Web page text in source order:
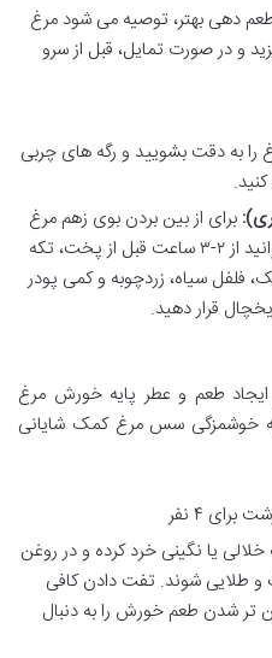
دهی بهتر، توصیه می شود مرغ
و در صورت تمایل، قبل از سرو
را به دقت بشویید و رگه های چربی
برای از بین بردن بوی زهم مرغ
و افزایش طعم آن، می توانید از ۲-۳ ساعت قبل از پخت، تکه
فلفل سیاه، زردچوبه و کمی پودر
قرار دهید.
ایجاد طعم و عطر پایه خورش مرغ
به خوشمزگی سس مرغ کمک شایانی
خلالی یا نگینی خرد کرده و در روغن
و طلایی شوند. تفت دادن کافی
تر شدن طعم خورش را به دنبال